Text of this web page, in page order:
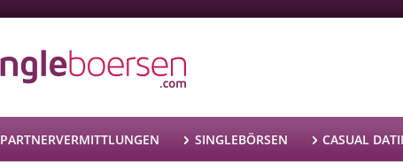
PARTNERVERMITTLUNGEN SINGLEBÖRSEN CASUAL